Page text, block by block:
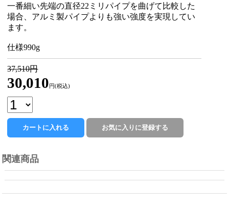
一番細い先端の直径22ミリパイプを曲げて比較した
場合、アルミ製パイプよりも強い強度を実現してい
ます。
仕様990g
37,510円
30,010 円(税込)
関連商品